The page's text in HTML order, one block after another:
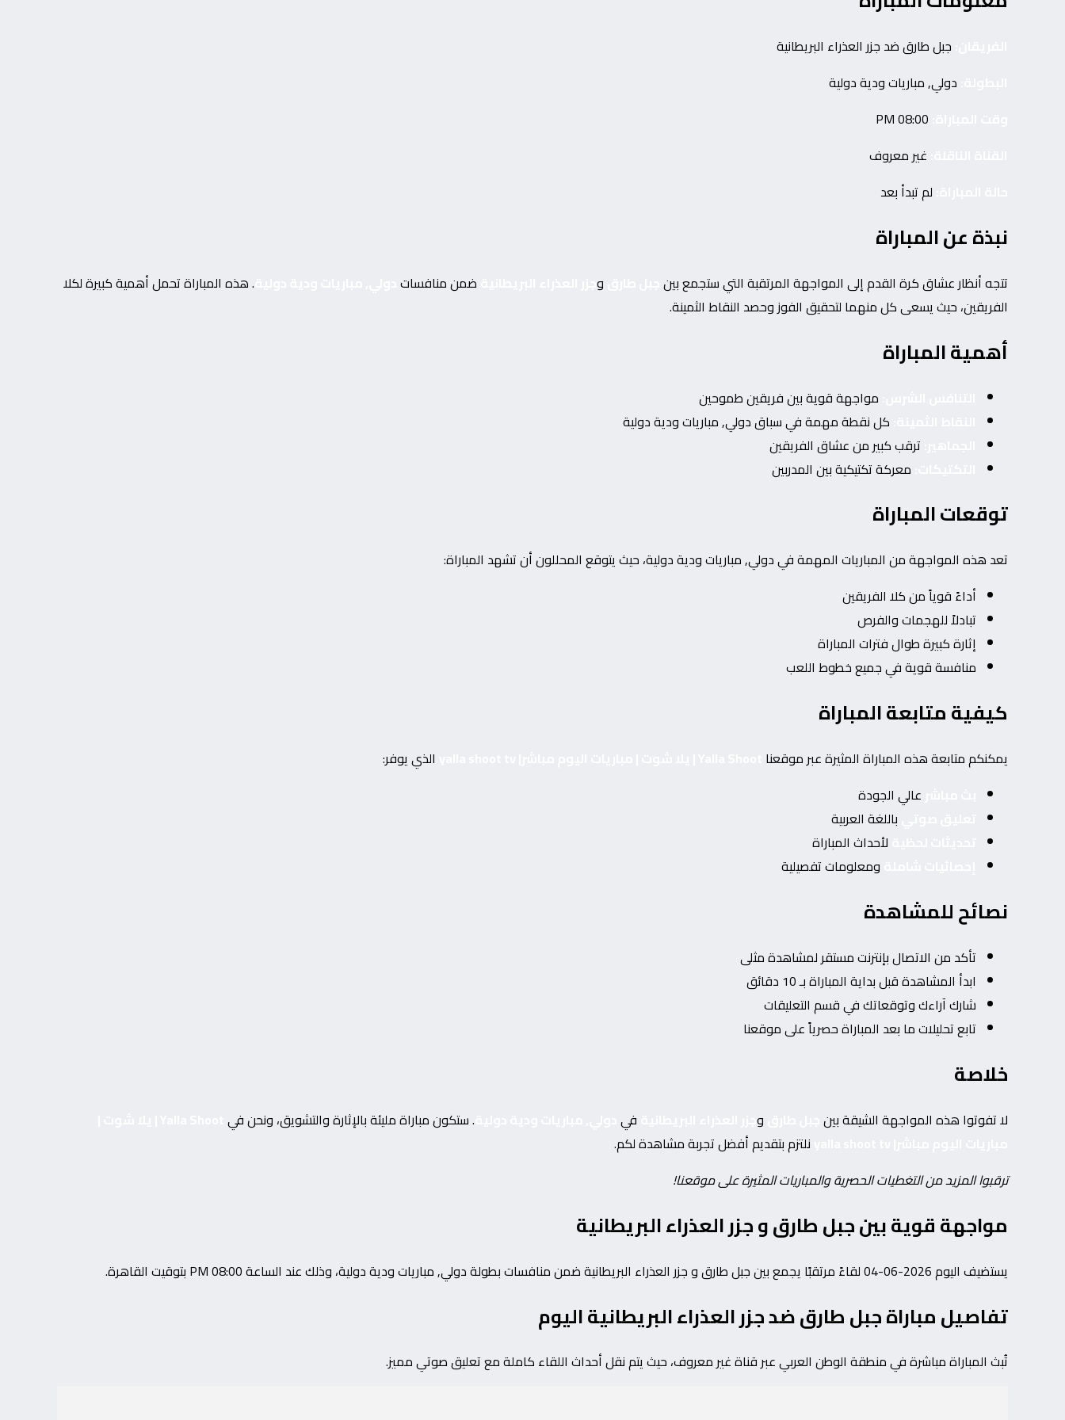
جبل طارق ضد جزر العذراء البريطانية
دولي, مباريات ودية دولية
غير معروف
لم تبدأ بعد
نبذة عن المباراة
تتجه أنظار عشاق كرة القدم إلى المواجهة المرتقبة التي ستجمع بين و ضمن منافسات
. هذه المباراة تحمل أهمية كبيرة لكلا
الفريقين، حيث يسعى كل منهما لتحقيق الفوز وحصد النقاط الثمينة.
أهمية المباراة
مواجهة قوية بين فريقين طموحين
كل نقطة مهمة في سباق دولي, مباريات ودية دولية
ترقب كبير من عشاق الفريقين
معركة تكتيكية بين المدربين
توقعات المباراة
تعد هذه المواجهة من المباريات المهمة في دولي, مباريات ودية دولية، حيث يتوقع المحللون أن تشهد المباراة:
أداءً قوياً من كلا الفريقين
تبادلاً للهجمات والفرص
إثارة كبيرة طوال فترات المباراة
منافسة قوية في جميع خطوط اللعب
كيفية متابعة المباراة
يمكنكم متابعة هذه المباراة المثيرة عبر موقعنا
الذي يوفر:
عالي الجودة
باللغة العربية
لأحداث المباراة
ومعلومات تفصيلية
نصائح للمشاهدة
تأكد من الاتصال بإنترنت مستقر لمشاهدة مثلى
ابدأ المشاهدة قبل بداية المباراة بـ 10 دقائق
شارك آراءك وتوقعاتك في قسم التعليقات
تابع تحليلات ما بعد المباراة حصرياً على موقعنا
خلاصة
لا تفوتوا هذه المواجهة الشيقة بين و في . ستكون مباراة مليئة بالإثارة والتشويق، ونحن في
نلتزم بتقديم أفضل تجربة مشاهدة لكم.
ترقبوا المزيد من التغطيات الحصرية والمباريات المثيرة على موقعنا!
مواجهة قوية بين جبل طارق و جزر العذراء البريطانية
يستضيف اليوم 2026-06-04 لقاءً مرتقبًا يجمع بين جبل طارق و جزر العذراء البريطانية ضمن منافسات بطولة دولي, مباريات ودية دولية، وذلك عند الساعة 08:00 PM بتوقيت القاهرة.
تفاصيل مباراة جبل طارق ضد جزر العذراء البريطانية اليوم
تُبث المباراة مباشرة في منطقة الوطن العربي عبر قناة غير معروف، حيث يتم نقل أحداث اللقاء كاملة مع تعليق صوتي مميز.